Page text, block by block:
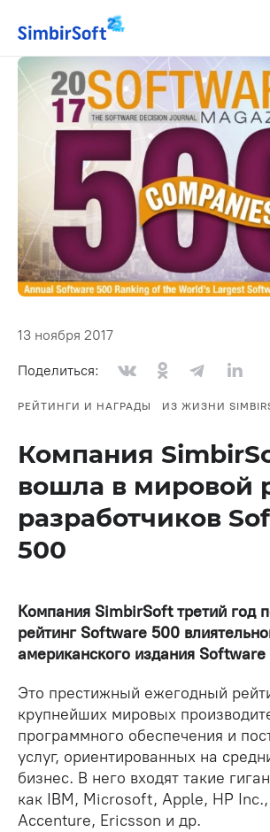
13 ноября 2017
Поделиться:
РЕЙТИНГИ И НАГРАДЫ ИЗ ЖИЗНИ
Компания
вошла в мировой
разработчиков
500
Компания SimbirSoft третий год
рейтинг Software 500
американского издания
Это престижный ежегодный
крупнейших мировых
программного обеспечения и
услуг, ориентированных на
бизнес. В него входят такие
как IBM, Microsoft, Apple, HP
Accenture, Ericsson и др.